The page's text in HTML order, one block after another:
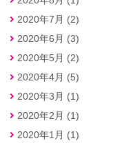
2020年7月 (2)
2020年6月 (3)
2020年5月 (2)
2020年4月 (5)
2020年3月 (1)
2020年2月 (1)
2020年1月 (1)